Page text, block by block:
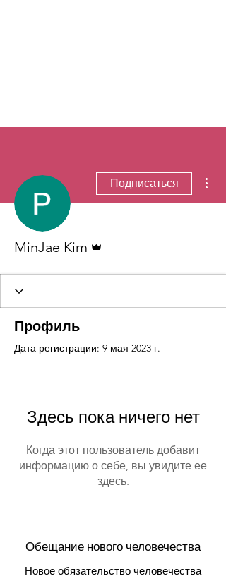
Подписаться
MinJae Kim
Профиль
Дата регистрации: 9 мая 2023 г.
Здесь пока ничего нет
Когда этот пользователь добавит
информацию о себе, вы увидите ее
здесь.
Обещание нового человечества
Новое обязательство человечества